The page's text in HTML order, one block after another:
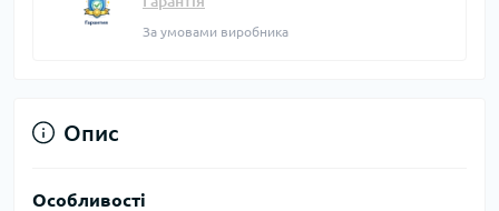
За умовами виробника
Опис
Особливості